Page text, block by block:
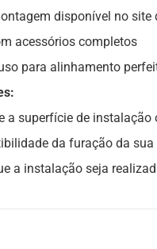
disponível no site
acessórios completos
para alinhamento
a superfície de
da furação da
a instalação seja